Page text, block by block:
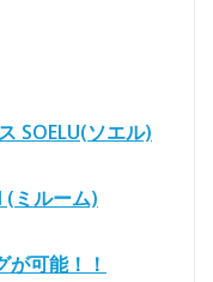
SOELU(ソエル)
(ミルーム)
可能！！